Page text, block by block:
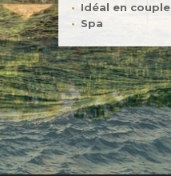
Idéal en couple
Spa